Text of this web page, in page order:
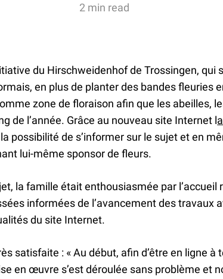
2 min read
du Hirschweidenhof de Trossingen, qui
en plus de planter des bandes fleuries
zone de floraison afin que les abeilles,
de l’année. Grâce au nouveau site Internet l
possibilité de s’informer sur le sujet et en
lui-même sponsor de fleurs.
la famille était enthousiasmée par
informées de l’avancement des travaux
du site Internet.
satisfaite : « Au début, afin d’être en ligne
en œuvre s’est déroulée sans problème et